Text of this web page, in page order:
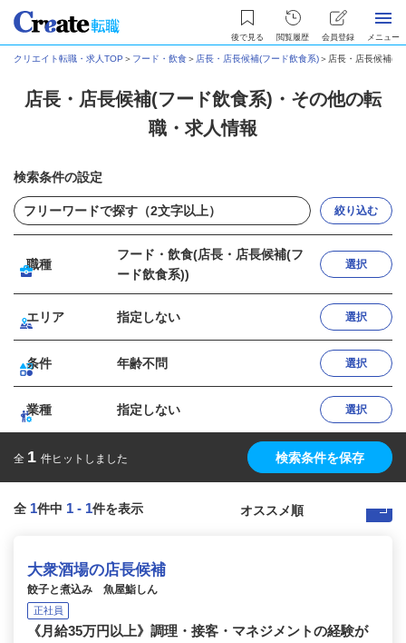
後で見る 閲覧履歴 会員登録 メニュー
クリエイト転職・求人TOP ＞ フード・飲食＞ 店長・店長候補(フード飲食系)＞ 店長・店長候補(
店長・店長候補(フード飲食系)・その他の転
職・求人情報
検索条件の設定
絞り込む
職種
フード・飲食(店長・店長候補(フ
ード飲食系))
選択
エリア 指定しない 選択
条件 年齢不問 選択
業種 指定しない 選択
全 1 件ヒットしました 検索条件を保存
全 1件中 1 - 1件を表示
大衆酒場の店長候補
餃子と煮込み 魚屋鮨しん
正社員
《月給35万円以上》調理・接客・マネジメントの経験が